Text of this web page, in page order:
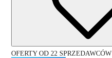
OFERTY OD 22 SPRZEDAWCÓW